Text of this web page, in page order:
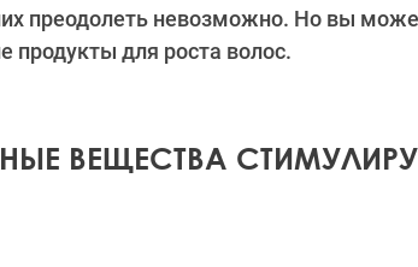
преодолеть невозможно. Но вы
продукты для роста волос.
ВЕЩЕСТВА